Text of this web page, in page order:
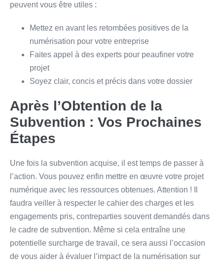
peuvent vous être utiles :
Mettez en avant les retombées positives de la
numérisation pour votre entreprise
Faites appel à des experts pour peaufiner votre
projet
Soyez clair, concis et précis dans votre dossier
Après l’Obtention de la
Subvention : Vos Prochaines
Étapes
Une fois la subvention acquise, il est temps de passer à
l’action. Vous pouvez enfin mettre en œuvre votre projet
numérique avec les ressources obtenues. Attention ! Il
faudra veiller à respecter le cahier des charges et les
engagements pris, contreparties souvent demandés dans
le cadre de subvention. Même si cela entraîne une
potentielle surcharge de travail, ce sera aussi l’occasion
de vous aider à évaluer l’impact de la numérisation sur